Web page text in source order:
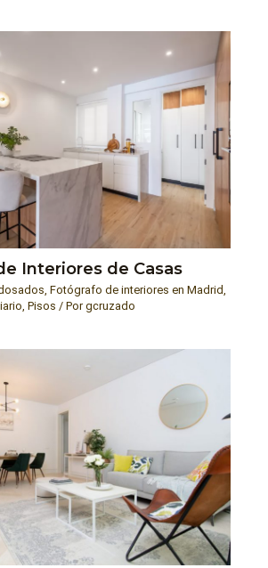
Interiores de Casas
, Fotógrafo de interiores en Madrid,
, Pisos / Por gcruzado